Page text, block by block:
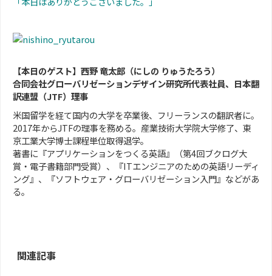
【本日のゲスト】 西野 竜太郎（にしの りゅうたろう）
合同会社グローバリゼーションデザイン研究所代表社員、日本翻
訳連盟（JTF）理事
米国留学を経て国内の大学を卒業後、フリーランスの翻訳者に。
2017年からJTFの理事を務める。産業技術大学院大学修了、東
京工業大学博士課程単位取得退学。
著書に『アプリケーションをつくる英語』（第4回ブクログ大
賞・電子書籍部門受賞）、『ITエンジニアのための英語リーディ
ング』、『ソフトウェア・グローバリゼーション入門』などがあ
る。
関連記事